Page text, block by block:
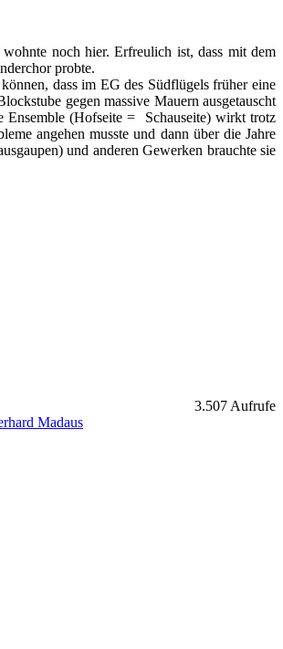
noch hier. Erfreulich ist, dass mit dem
probte.
dass im EG des Südflügels früher eine
gegen massive Mauern ausgetauscht
Ensemble (Hofseite = Schauseite) wirkt trotz
angehen musste und dann über die Jahre
und anderen Gewerken brauchte sie
3.507 Aufrufe
Madaus